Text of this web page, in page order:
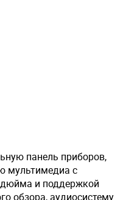
панель приборов,
мультимедиа с
и поддержкой
обзора, аудиосистему